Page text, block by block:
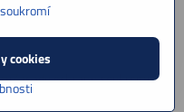
Zásady ochrany soukromí
ByznysWeb.cz
cookies